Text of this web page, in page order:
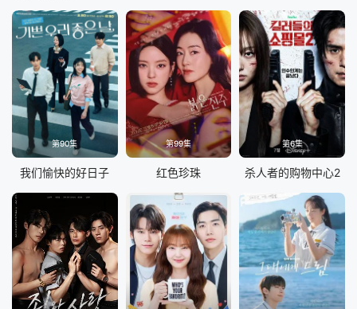
第90集
我们愉快的好日子
第99集
红色珍珠
第6集
杀人者的购物中心2